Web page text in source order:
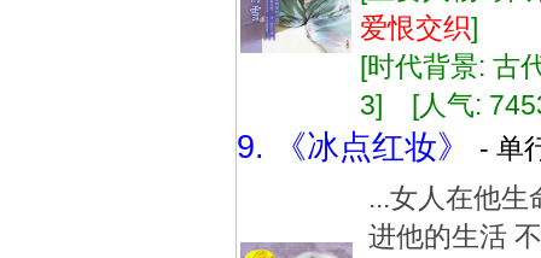
爱恨交织]
[时代背景:
3] [人气:
9. 《冰点红妆》
- 单
...女人在他生
进他的生活